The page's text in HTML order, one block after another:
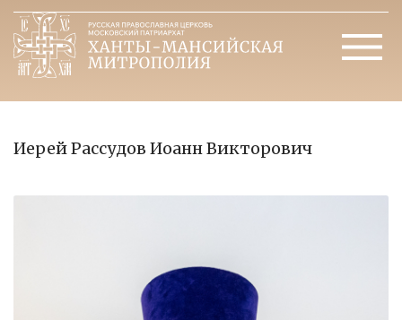
Иерей Рассудов Иоанн Викторович